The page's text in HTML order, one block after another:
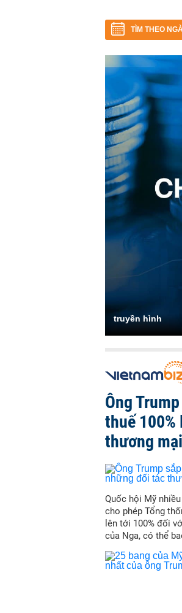
TÌM THEO
truyền hình
Ông
thuế
thương
Quốc hội Mỹ
cho phép Tổng
lên tới 100% đối
của Nga, có thể